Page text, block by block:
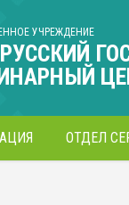
УЧРЕЖДЕНИЕ
ОТДЕЛ